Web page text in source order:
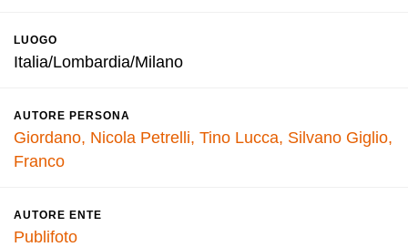
LUOGO
Italia/Lombardia/Milano
AUTORE PERSONA
Giordano, Nicola Petrelli, Tino Lucca, Silvano Giglio,
Franco
AUTORE ENTE
Publifoto